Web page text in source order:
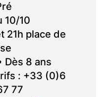
10/10
21h place de
Dès 8 ans
: +33 (0)6
77